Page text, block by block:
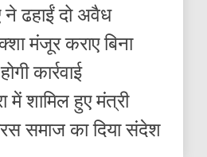
ने ढहाईं दो अवैध
मंजूर कराए बिना
कार्रवाई
शामिल हुए मंत्री
समाज का दिया संदेश